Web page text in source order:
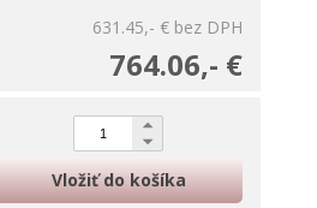
631.45,- € bez DPH
764.06,- €
Vložiť do košíka